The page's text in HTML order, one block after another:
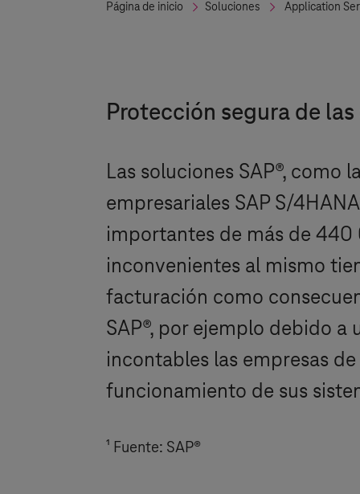
Página de inicio Soluciones Application
Protección segura de
Las soluciones SAP®, como
empresariales SAP S/
importantes de más de
inconvenientes al mismo
facturación como
SAP®, por ejemplo debido
incontables las empresas
funcionamiento de sus
¹ Fuente: SAP®